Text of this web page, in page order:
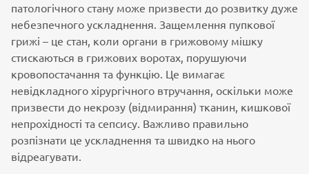
патологічного стану може призвести до розвитку дуже
небезпечного ускладнення. Защемлення пупкової
грижі – це стан, коли органи в грижовому мішку
стискаються в грижових воротах, порушуючи
кровопостачання та функцію. Це вимагає
невідкладного хірургічного втручання, оскільки може
призвести до некрозу (відмирання) тканин, кишкової
непрохідності та сепсису. Важливо правильно
розпізнати це ускладнення та швидко на нього
відреагувати.